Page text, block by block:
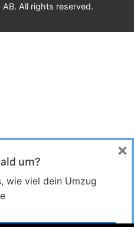
All rights reserved.
um?
wie viel dein Umzug
×